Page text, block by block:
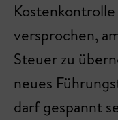
versprochen,
Steuer zu
neues
darf gespannt